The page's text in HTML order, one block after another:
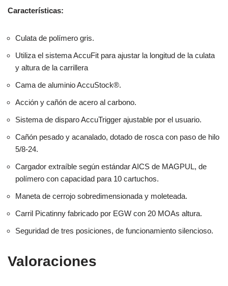
Características:
Culata de polímero gris.
Utiliza el sistema AccuFit para ajustar la longitud de la culata
y altura de la carrillera
Cama de aluminio AccuStock®.
Acción y cañón de acero al carbono.
Sistema de disparo AccuTrigger ajustable por el usuario.
Cañón pesado y acanalado, dotado de rosca con paso de hilo
5/8-24.
Cargador extraíble según estándar AICS de MAGPUL, de
polímero con capacidad para 10 cartuchos.
Maneta de cerrojo sobredimensionada y moleteada.
Carril Picatinny fabricado por EGW con 20 MOAs altura.
Seguridad de tres posiciones, de funcionamiento silencioso.
Valoraciones